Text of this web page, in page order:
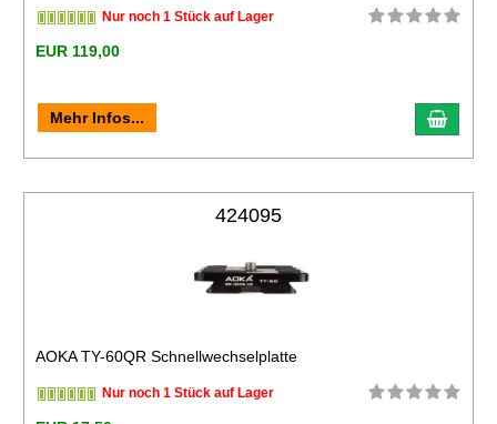
Nur noch 1 Stück auf Lager
EUR 119,00
Mehr Infos...
424095
AOKA TY-60QR Schnellwechselplatte
Nur noch 1 Stück auf Lager